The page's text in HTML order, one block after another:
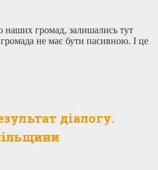
наших громад, залишались тут
не має бути пасивною. І це
діалогу.